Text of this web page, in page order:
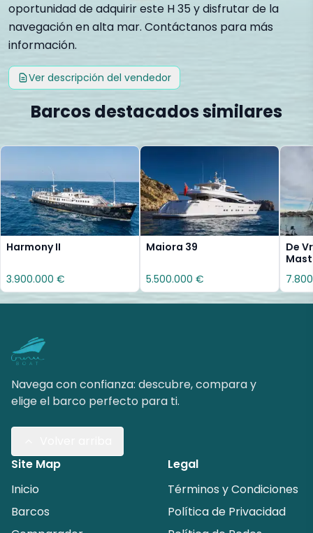
oportunidad de adquirir este H 35 y disfrutar de la
navegación en alta mar. Contáctanos para más
información.
Ver descripción del vendedor
Barcos destacados similares
Harmony II
3.900.000 €
Maiora 39
5.500.000 €
De
Navega con confianza: descubre, compara y
elige el barco perfecto para ti.
Site Map
Inicio
Barcos
Legal
Términos y Condiciones
Política de Privacidad